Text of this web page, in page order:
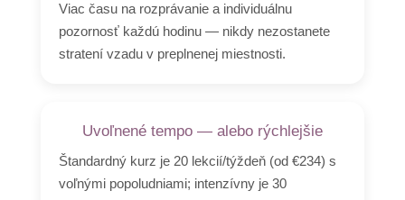
Viac času na rozprávanie a individuálnu
pozornosť každú hodinu — nikdy nezostanete
stratení vzadu v preplnenej miestnosti.
Uvoľnené tempo — alebo rýchlejšie
Štandardný kurz je 20 lekcií/týždeň (od €234) s
voľnými popoludniami; intenzívny je 30